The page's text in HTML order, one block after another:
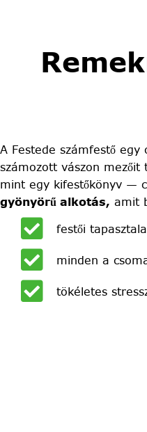
A Festede számfestő
számozott vászon
mint egy kifestőkönyv —
gyönyörű alkotás, amit
festői
minden a
tökéletes